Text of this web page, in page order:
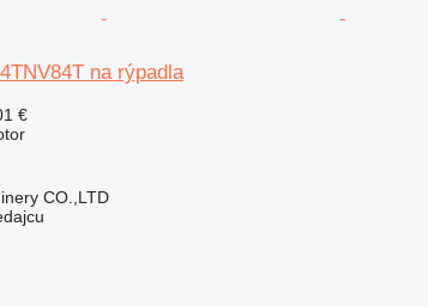
na rýpadla
€
CO.,LTD